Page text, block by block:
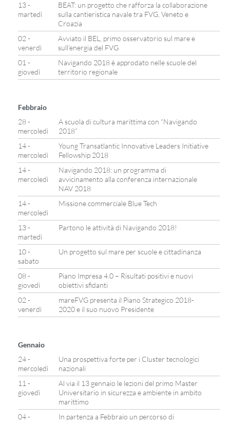
13 -
martedì
BEAT: un progetto che rafforza la collaborazione
sulla cantieristica navale tra FVG, Veneto e
Croazia
02 -
venerdì
Avviato il BEL, primo osservatorio sul mare e
sull’energia del FVG
01 -
giovedì
Navigando 2018 è approdato nelle scuole del
territorio regionale
Febbraio
28 -
mercoledì
A scuola di cultura marittima con “Navigando
2018”
14 -
mercoledì
Young Transatlantic Innovative Leaders Initiative
Fellowship 2018
14 -
mercoledì
Navigando 2018: un programma di
avvicinamento alla conferenza internazionale
NAV 2018
14 -
mercoledì
Missione commerciale Blue Tech
13 -
martedì
Partono le attività di Navigando 2018!
10 -
sabato
Un progetto sul mare per scuole e cittadinanza
08 -
giovedì
Piano Impresa 4.0 – Risultati positivi e nuovi
obiettivi sfidanti
02 -
venerdì
mareFVG presenta il Piano Strategico 2018-
2020 e il suo nuovo Presidente
Gennaio
24 -
mercoledì
Una prospettiva forte per i Cluster tecnologici
nazionali
11 -
giovedì
Al via il 13 gennaio le lezioni del primo Master
Universitario in sicurezza e ambiente in ambito
marittimo
04 -
In partenza a Febbraio un percorso di